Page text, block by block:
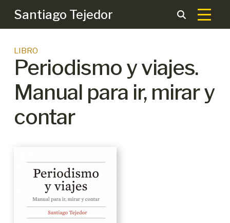
Santiago Tejedor
LIBRO
Periodismo y viajes.
Manual para ir, mirar y
contar